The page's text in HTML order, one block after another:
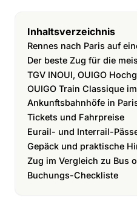
Inhaltsverzeichnis
Rennes nach Paris auf
Der beste Zug für die
TGV INOUI, OUIGO
OUIGO Train Classique
Ankunftsbahnhöfe in
Tickets und Fahrpreise
Eurail- und Interrail-
Gepäck und praktische
Zug im Vergleich zu Bus
Buchungs-Checkliste